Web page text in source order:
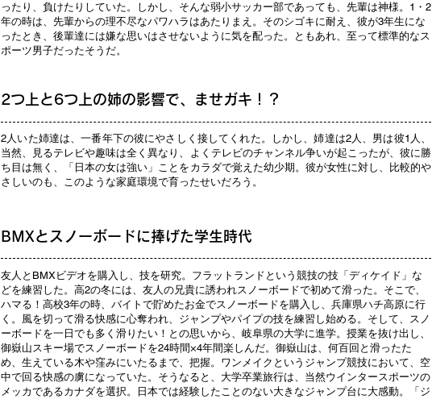
ったり、負けたりしていた。しかし、そんな弱小サッカー部であっても、先輩は神様。1・2
年の時は、先輩からの理不尽なパワハラはあたりまえ。そのシゴキに耐え、彼が3年生にな
ったとき、後輩達には嫌な思いはさせないように気を配った。ともあれ、至って標準的なス
ポーツ男子だったそうだ。
2つ上と6つ上の姉の影響で、ませガキ！？
2人いた姉達は、一番年下の彼にやさしく接してくれた。しかし、姉達は2人、男は彼1人、
当然、見るテレビや趣味は全く異なり、よくテレビのチャンネル争いが起こったが、彼に勝
ち目は無く、「日本の女は強い」ことをカラダで覚えた幼少期。彼が女性に対し、比較的や
さしいのも、このような家庭環境で育ったせいだろう。
BMXとスノーボードに捧げた学生時代
友人とBMXビデオを購入し、技を研究。フラットランドという競技の技「ディケイド」な
どを練習した。高2の冬には、友人の兄貴に誘われスノーボードで初めて滑った。そこで、
ハマる！高校3年の時、バイトで貯めたお金でスノーボードを購入し、兵庫県ハチ高原に行
く。風を切って滑る快感に心奪われ、ジャンプやパイプの技を練習し始める。そして、スノ
ーボードを一日でも多く滑りたい！との思いから、岐阜県の大学に進学。授業を抜け出し、
御嶽山スキー場でスノーボードを24時間×4年間楽しんだ。御嶽山は、何百回と滑ったた
め、生えている木や窪みにいたるまで、把握。ワンメイクというジャンプ競技において、空
中で回る快感の虜になっていた。そうなると、大学卒業旅行は、当然ウインタースポーツの
メッカであるカナダを選択。日本では経験したことのない大きなジャンプ台に大感動。「ジ